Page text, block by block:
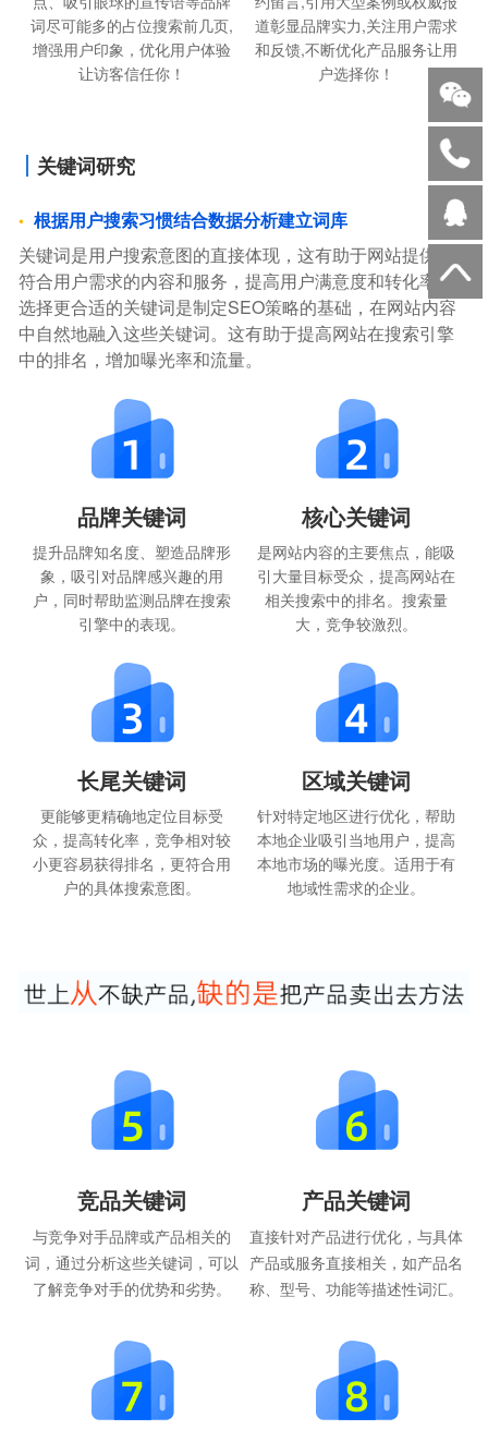
词尽可能多的占位搜索前几页,
增强用户印象，优化用户体验
让访客信任你！
道彰显品牌实力,关注用户需求
和反馈,不断优化产品服务让用
户选择你！
关键词研究
根据用户搜索习惯结合数据分析建立词库
关键词是用户搜索意图的直接体现，这有助于网站提供更
符合用户需求的内容和服务，提高用户满意度和转化率。
选择更合适的关键词是制定SEO策略的基础，在网站内容
中自然地融入这些关键词。这有助于提高网站在搜索引擎
中的排名，增加曝光率和流量。
品牌关键词
提升品牌知名度、塑造品牌形
象，吸引对品牌感兴趣的用
户，同时帮助监测品牌在搜索
引擎中的表现。
核心关键词
是网站内容的主要焦点，能吸
引大量目标受众，提高网站在
相关搜索中的排名。搜索量
大，竞争较激烈。
长尾关键词
更能够更精确地定位目标受
众，提高转化率，竞争相对较
小更容易获得排名，更符合用
户的具体搜索意图。
区域关键词
针对特定地区进行优化，帮助
本地企业吸引当地用户，提高
本地市场的曝光度。适用于有
地域性需求的企业。
竞品关键词
与竞争对手品牌或产品相关的
词，通过分析这些关键词，可以
了解竞争对手的优势和劣势。
产品关键词
直接针对产品进行优化，与具体
产品或服务直接相关，如产品名
称、型号、功能等描述性词汇。